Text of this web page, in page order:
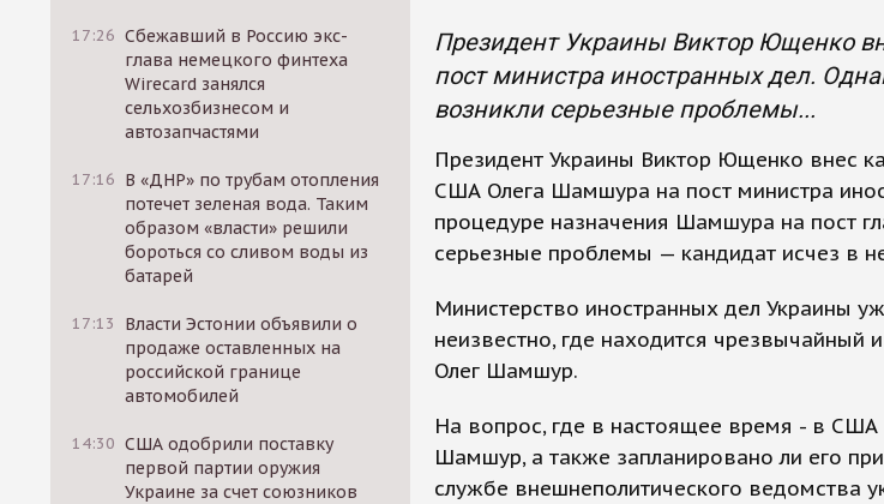
17:26 Сбежавший в Россию экс-
глава немецкого финтеха
Wirecard занялся
сельхозбизнесом и
автозапчастями
17:16 В «ДНР» по трубам отопления
потечет зеленая вода. Таким
образом «власти» решили
бороться со сливом воды из
батарей
17:13
Власти Эстонии объявили о
продаже оставленных на
российской границе
автомобилей
14:30 США одобрили поставку
первой партии оружия
Украине за счет союзников
Президент Украины Виктор Ющенко
пост министра иностранных дел.
возникли серьезные проблемы...
Президент Украины Виктор Ющенко внес
США Олега Шамшура на пост министра
процедуре назначения Шамшура на пост
серьезные проблемы — кандидат исчез в
Министерство иностранных дел Украины
неизвестно, где находится
Олег Шамшур.
На вопрос, где в настоящее время - в США
Шамшур, а также запланировано ли его
службе внешнеполитического ведомства